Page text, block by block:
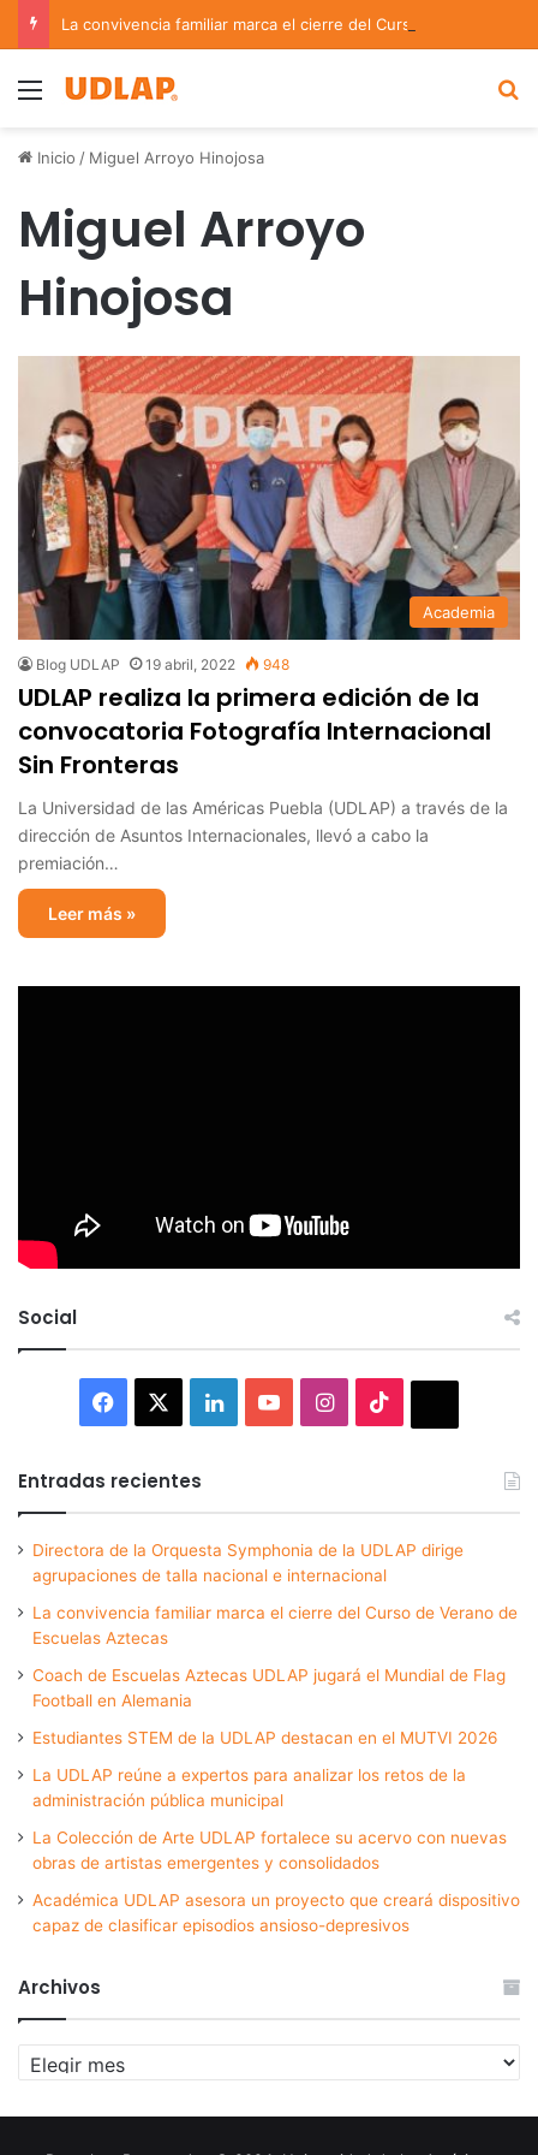
Menu
Inicio / Miguel Arroyo Hinojosa
Miguel Arroyo
Hinojosa
Academia
Blog UDLAP 19 abril, 2022 948
UDLAP realiza la primera edición de la
convocatoria Fotografía Internacional
Sin Fronteras
La Universidad de las Américas Puebla (UDLAP) a través de la
dirección de Asuntos Internacionales, llevó a cabo la
premiación…
Leer más »
Social
Facebook LinkedInYouTubeInstagram
Entradas recientes
Directora de la Orquesta Symphonia de la UDLAP dirige
agrupaciones de talla nacional e internacional
La convivencia familiar marca el cierre del Curso de Verano de
Escuelas Aztecas
Coach de Escuelas Aztecas UDLAP jugará el Mundial de Flag
Football en Alemania
Estudiantes STEM de la UDLAP destacan en el MUTVI 2026
La UDLAP reúne a expertos para analizar los retos de la
administración pública municipal
La Colección de Arte UDLAP fortalece su acervo con nuevas
obras de artistas emergentes y consolidados
Académica UDLAP asesora un proyecto que creará dispositivo
capaz de clasificar episodios ansioso-depresivos
Archivos
Archivos